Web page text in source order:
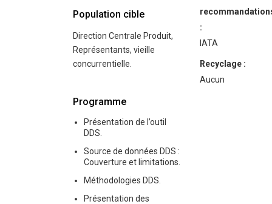
Population cible
Direction Centrale Produit,
Représentants, vieille
concurrentielle.
Programme
Présentation de l’outil
DDS.
Source de données DDS :
Couverture et limitations.
Méthodologies DDS.
Présentation des
:
IATA
Recyclage :
Aucun